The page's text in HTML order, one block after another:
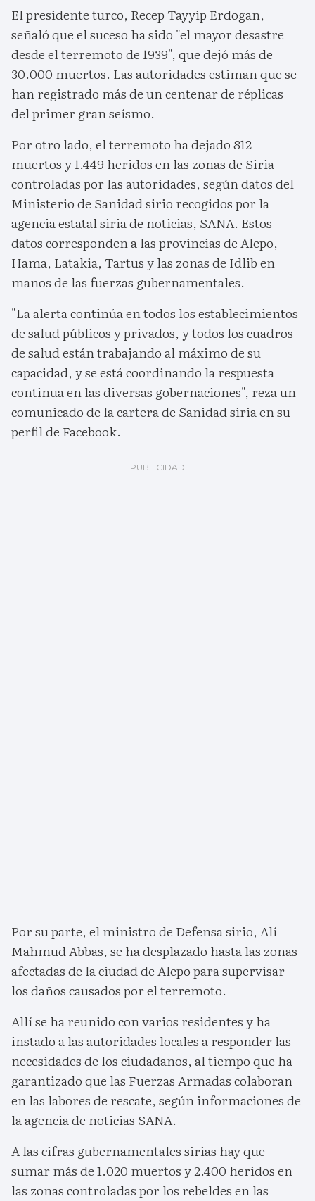
El presidente turco, Recep Tayyip Erdogan,
señaló que el suceso ha sido "el mayor desastre
desde el terremoto de 1939", que dejó más de
30.000 muertos. Las autoridades estiman que se
han registrado más de un centenar de réplicas
del primer gran seísmo.
Por otro lado, el terremoto ha dejado 812
muertos y 1.449 heridos en las zonas de Siria
controladas por las autoridades, según datos del
Ministerio de Sanidad sirio recogidos por la
agencia estatal siria de noticias, SANA. Estos
datos corresponden a las provincias de Alepo,
Hama, Latakia, Tartus y las zonas de Idlib en
manos de las fuerzas gubernamentales.
"La alerta continúa en todos los establecimientos
de salud públicos y privados, y todos los cuadros
de salud están trabajando al máximo de su
capacidad, y se está coordinando la respuesta
continua en las diversas gobernaciones", reza un
comunicado de la cartera de Sanidad siria en su
perfil de Facebook.
Por su parte, el ministro de Defensa sirio, Alí
Mahmud Abbas, se ha desplazado hasta las zonas
afectadas de la ciudad de Alepo para supervisar
los daños causados por el terremoto.
Allí se ha reunido con varios residentes y ha
instado a las autoridades locales a responder las
necesidades de los ciudadanos, al tiempo que ha
garantizado que las Fuerzas Armadas colaboran
en las labores de rescate, según informaciones de
la agencia de noticias SANA.
A las cifras gubernamentales sirias hay que
sumar más de 1.020 muertos y 2.400 heridos en
las zonas controladas por los rebeldes en las